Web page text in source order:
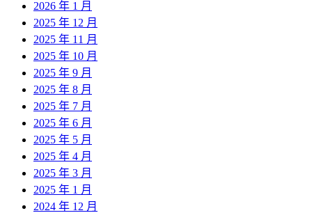
2026 年 1 月
2025 年 12 月
2025 年 11 月
2025 年 10 月
2025 年 9 月
2025 年 8 月
2025 年 7 月
2025 年 6 月
2025 年 5 月
2025 年 4 月
2025 年 3 月
2025 年 1 月
2024 年 12 月